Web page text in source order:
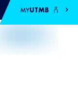
MYUTMB